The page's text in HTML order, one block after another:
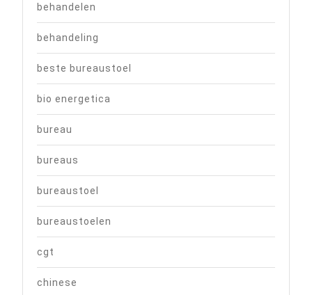
behandelen
behandeling
beste bureaustoel
bio energetica
bureau
bureaus
bureaustoel
bureaustoelen
cgt
chinese